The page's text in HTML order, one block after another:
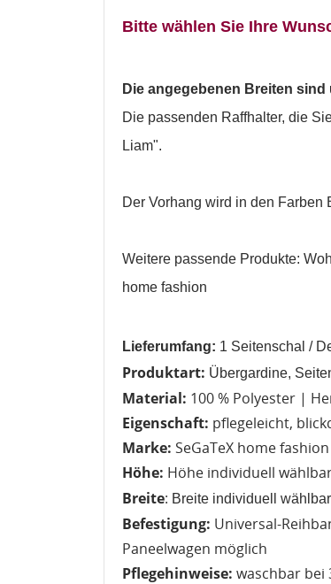
Bitte wählen Sie Ihre
Die angegebenen Breiten
Die passenden Raffhalter, die
Liam".
Der Vorhang wird in den
Weitere passende Produkte:
home fashion
Lieferumfang: 1 Seitenschal /
Produktart: Übergardine,
Material: 100 % Polyester |
Eigenschaft: pflegeleicht,
Marke: SeGaTeX home fashion
Höhe: Höhe individuell
Breite: Breite individuell
Befestigung: Universal-
Paneelwagen möglich
Pflegehinweise: waschbar bei
Abbrechen
Abbrechen